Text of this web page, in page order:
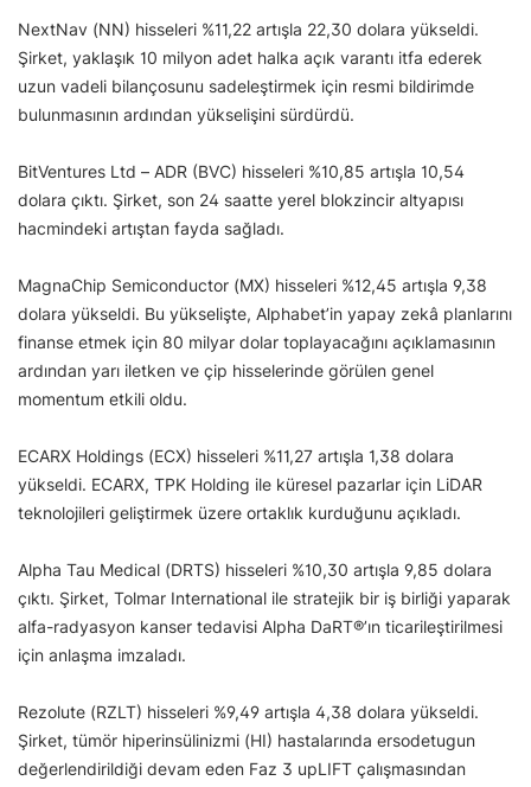
NextNav (NN) hisseleri %11,22 artışla 22,30 dolara yükseldi.
Şirket, yaklaşık 10 milyon adet halka açık varantı itfa ederek
uzun vadeli bilançosunu sadeleştirmek için resmi bildirimde
bulunmasının ardından yükselişini sürdürdü.
BitVentures Ltd – ADR (BVC) hisseleri %10,85 artışla 10,54
dolara çıktı. Şirket, son 24 saatte yerel blokzincir altyapısı
hacmindeki artıştan fayda sağladı.
MagnaChip Semiconductor (MX) hisseleri %12,45 artışla 9,38
dolara yükseldi. Bu yükselişte, Alphabet’in yapay zekâ planlarını
finanse etmek için 80 milyar dolar toplayacağını açıklamasının
ardından yarı iletken ve çip hisselerinde görülen genel
momentum etkili oldu.
ECARX Holdings (ECX) hisseleri %11,27 artışla 1,38 dolara
yükseldi. ECARX, TPK Holding ile küresel pazarlar için LiDAR
teknolojileri geliştirmek üzere ortaklık kurduğunu açıkladı.
Alpha Tau Medical (DRTS) hisseleri %10,30 artışla 9,85 dolara
çıktı. Şirket, Tolmar International ile stratejik bir iş birliği yaparak
alfa-radyasyon kanser tedavisi Alpha DaRT®’ın ticarileştirilmesi
için anlaşma imzaladı.
Rezolute (RZLT) hisseleri %9,49 artışla 4,38 dolara yükseldi.
Şirket, tümör hiperinsülinizmi (HI) hastalarında ersodetugun
değerlendirildiği devam eden Faz 3 upLIFT çalışmasından